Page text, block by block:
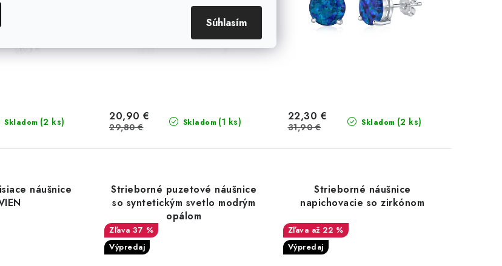
Súhlasím
Skladom (2 ks) Skladom (1 ks)
20,90 €
29,80 € Skladom (2 ks)
22,30 €
31,90 €
náušnice
Strieborné puzetové náušnice
so syntetickým svetlo modrým
opálom
37 %
Výpredaj
Strieborné náušnice
napichovacie so zirkónom
až 22 %
Výpredaj